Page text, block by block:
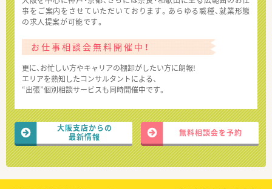
事をご案内をさせていただいております。あらゆる職種、就業形態
の求人提案が可能です。
お仕事相談会無料開催中！
更に、お忙しい方やキャリアの棚卸がしたい方に朗報!
エリアを熟知したコンサルタントによる、
“出張”個別相談サービスも同時開催中です。
大阪支店からの
最新情報
無料相談会を予約